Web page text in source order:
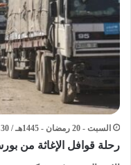
السبت - 20 رمضان - 1445هـ / 30 مارس - 2024م / 9:22 مساءً
رحلة قوافل الإغاثة من